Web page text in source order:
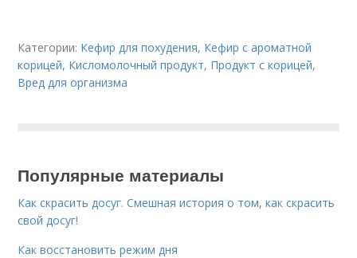
Категории: Кефир для похудения, Кефир с ароматной
корицей, Кисломолочный продукт, Продукт с корицей,
Вред для организма
Популярные материалы
Как скрасить досуг. Смешная история о том, как скрасить
свой досуг!
Как восстановить режим дня